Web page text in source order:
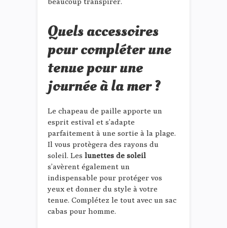
Quels accessoires
pour compléter une
tenue pour une
journée à la mer ?
Le chapeau de paille apporte un
esprit estival et s’adapte
parfaitement à une sortie à la plage.
Il vous protègera des rayons du
soleil. Les lunettes de soleil
s’avèrent également un
indispensable pour protéger vos
yeux et donner du style à votre
tenue. Complétez le tout avec un sac
cabas pour homme.